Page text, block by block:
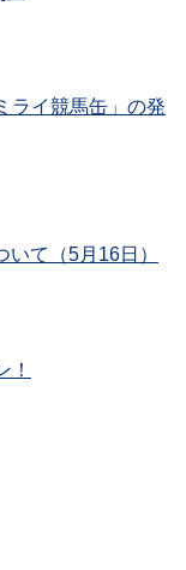
ライ競馬缶」の発
て（5月16日）
！